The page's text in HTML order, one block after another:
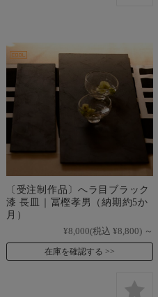
〔受注制作品〕へラ目ブラック
漆 長皿｜冨樫孝男（納期約5か
月）
¥8,000(税込 ¥8,800) ～
在庫を確認する